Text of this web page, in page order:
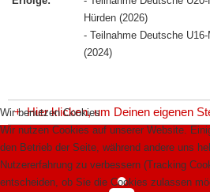
Hürden (2026)
- Teilnahme Deutsche
(2024)
+ Hier klicken, um Deinen eigenen
Wir benutzen Cookies
Wir nutzen Cookies auf unserer Website.
den Betrieb der Seite, während andere uns
Nutzererfahrung zu verbessern (Tracking
entscheiden, ob Sie die Cookies zulassen